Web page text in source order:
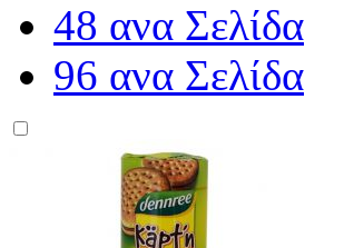
48 ανα Σελίδα
96 ανα Σελίδα